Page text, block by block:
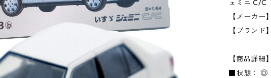
ェミニ C/C
【メーカ
【ブラン
【商品詳細
■状態： ◎